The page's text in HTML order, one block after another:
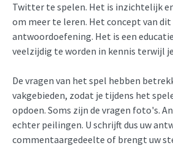
Twitter te spelen. Het is inzichtelijk
om meer te leren. Het concept van dit
antwoordoefening. Het is een
veelzijdig te worden in kennis terwijl
De vragen van het spel hebben
vakgebieden, zodat je tijdens het
opdoen. Soms zijn de vragen foto's.
echter peilingen. U schrijft dus uw
commentaargedeelte of brengt uw